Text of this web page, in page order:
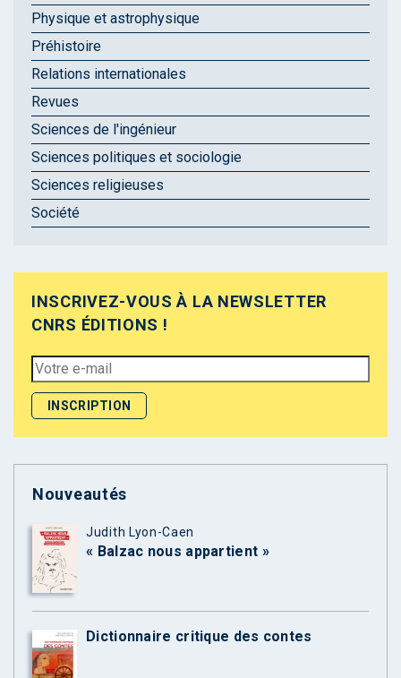
Physique et astrophysique
Préhistoire
Relations internationales
Revues
Sciences de l'ingénieur
Sciences politiques et sociologie
Sciences religieuses
Société
INSCRIVEZ-VOUS À LA NEWSLETTER
CNRS ÉDITIONS !
Nouveautés
Judith Lyon-Caen
« Balzac nous appartient »
Dictionnaire critique des contes